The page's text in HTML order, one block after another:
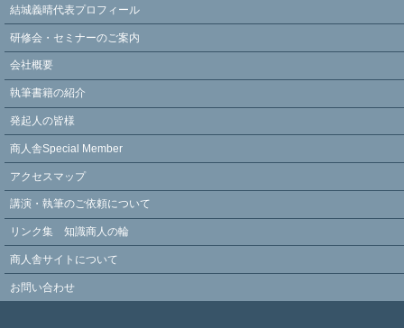
結城義晴代表プロフィール
研修会・セミナーのご案内
会社概要
執筆書籍の紹介
発起人の皆様
商人舎Special Member
アクセスマップ
講演・執筆のご依頼について
リンク集 知識商人の輪
商人舎サイトについて
お問い合わせ